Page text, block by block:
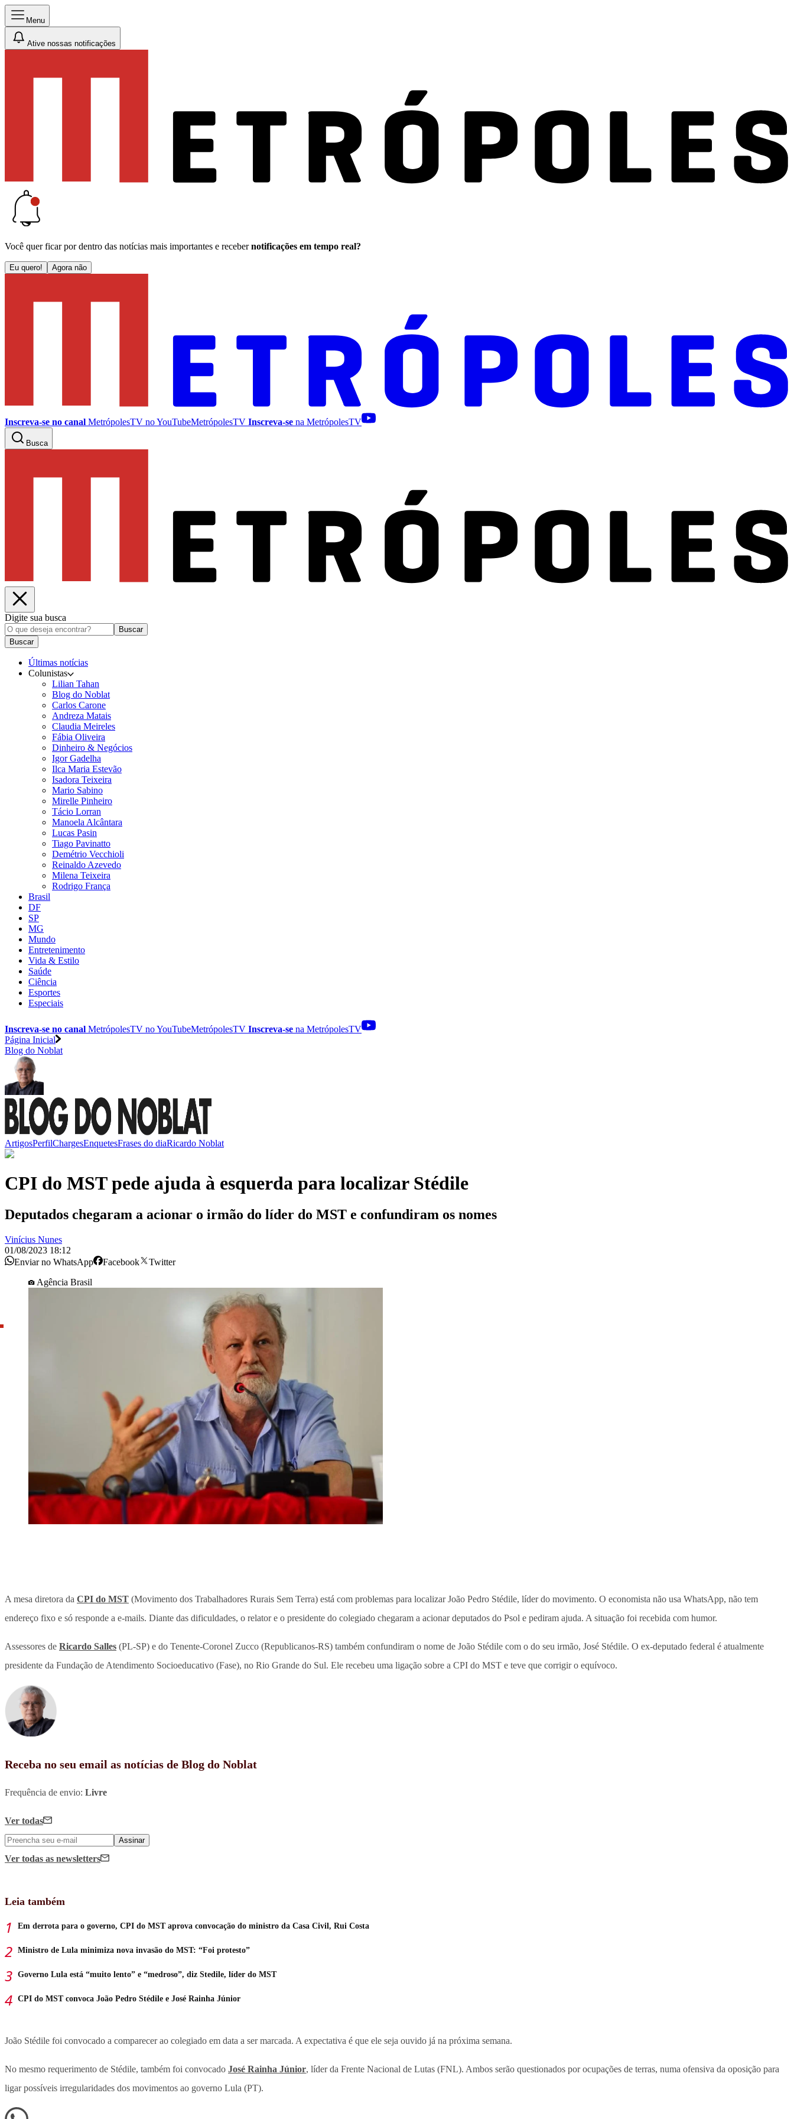
Menu
Ative nossas notificações
Você quer ficar por dentro das notícias mais importantes e receber notificações em tempo real?
Eu quero! Agora não
Inscreva-se no canal MetrópolesTV noYouTubeMetrópolesTV Inscreva-se na MetrópolesTV
Busca
Digite sua busca
Buscar
Buscar
Últimas notícias
Colunistas
Lilian Tahan
Blog do Noblat
Carlos Carone
Andreza Matais
Claudia Meireles
Fábia Oliveira
Dinheiro & Negócios
Igor Gadelha
Ilca Maria Estevão
Isadora Teixeira
Mario Sabino
Mirelle Pinheiro
Tácio Lorran
Manoela Alcântara
Lucas Pasin
Tiago Pavinatto
Demétrio Vecchioli
Reinaldo Azevedo
Milena Teixeira
Rodrigo França
Brasil
DF
SP
MG
Mundo
Entretenimento
Vida & Estilo
Saúde
Ciência
Esportes
Especiais
Inscreva-se no canal MetrópolesTV noYouTubeMetrópolesTV Inscreva-se na MetrópolesTV
Página Inicial
Blog do Noblat
ArtigosPerfilChargesEnquetesFrases do diaRicardo Noblat
CPI do MST pede ajuda à esquerda para localizar Stédile
Deputados chegaram a acionar o irmão do líder do MST e confundiram os nomes
Vinícius Nunes
01/08/2023 18:12
Enviar no WhatsApp
Facebook
Twitter
Agência Brasil
A mesa diretora da CPI do MST (Movimento dos Trabalhadores Rurais Sem Terra) está com problemas para localizar João Pedro Stédile, líder do movimento. O economista não usa WhatsApp, não tem
endereço fixo e só responde a e-mails. Diante das dificuldades, o relator e o presidente do colegiado chegaram a acionar deputados do Psol e pediram ajuda. A situação foi recebida com humor.
Assessores de Ricardo Salles (PL-SP) e do Tenente-Coronel Zucco (Republicanos-RS) também confundiram o nome de João Stédile com o do seu irmão, José Stédile. O ex-deputado federal é atualmente
presidente da Fundação de Atendimento Socioeducativo (Fase), no Rio Grande do Sul. Ele recebeu uma ligação sobre a CPI do MST e teve que corrigir o equívoco.
Receba no seu email as notícias de Blog do Noblat
Frequência de envio: Livre
Ver todas
Assinar
Ver todas as newsletters
Leia também
Em derrota para o governo, CPI do MST aprova convocação do ministro da Casa Civil, Rui Costa
Ministro de Lula minimiza nova invasão do MST: “Foi protesto”
Governo Lula está “muito lento” e “medroso”, diz Stedile, líder do MST
CPI do MST convoca João Pedro Stédile e José Rainha Júnior
João Stédile foi convocado a comparecer ao colegiado em data a ser marcada. A expectativa é que ele seja ouvido já na próxima semana.
No mesmo requerimento de Stédile, também foi convocado José Rainha Júnior, líder da Frente Nacional de Lutas (FNL). Ambos serão questionados por ocupações de terras, numa ofensiva da oposição para
ligar possíveis irregularidades dos movimentos ao governo Lula (PT).